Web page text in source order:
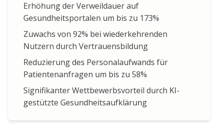
Erhöhung der Verweildauer auf
Gesundheitsportalen um bis zu 173%
Zuwachs von 92% bei wiederkehrenden
Nutzern durch Vertrauensbildung
Reduzierung des Personalaufwands für
Patientenanfragen um bis zu 58%
Signifikanter Wettbewerbsvorteil durch KI-
gestützte Gesundheitsaufklärung